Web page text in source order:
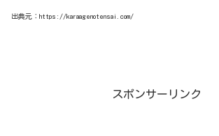
出典元：https://karaagenotensai.com/
スポンサーリンク